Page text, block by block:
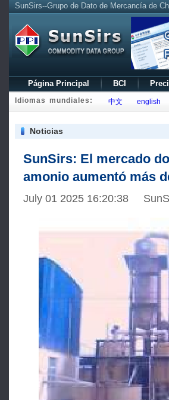
SunSirs--Grupo de Dato de Mercancía de
Página Principal BCI
Idiomas mundiales: 中文 english
Noticias
SunSirs: El mercado
amonio aumentó más
July 01 2025 16:20:38